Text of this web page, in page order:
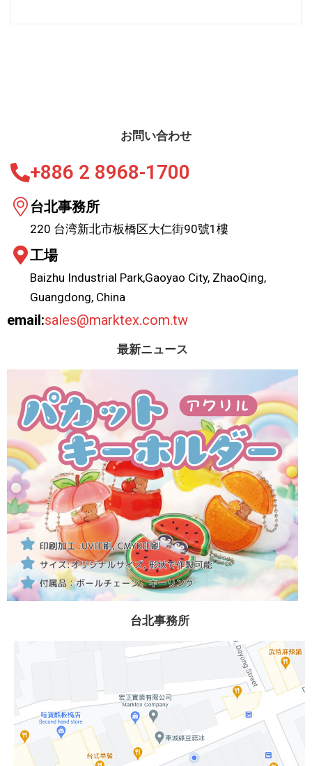
お問い合わせ
+886 2 8968-1700
台北事務所
220 台湾新北市板橋区大仁街90號1樓
工場
Baizhu Industrial Park,Gaoyao City, ZhaoQing,
Guangdong, China
email:sales@marktex.com.tw
最新ニュース
台北事務所